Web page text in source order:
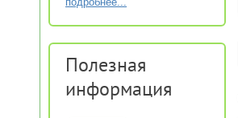
Полезная
информация